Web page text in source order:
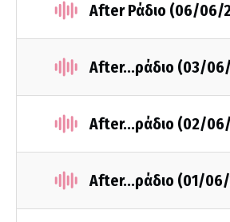
After Ράδιο (06/06/
After...ράδιο (03/
After...ράδιο (02/
After...ράδιο (01/